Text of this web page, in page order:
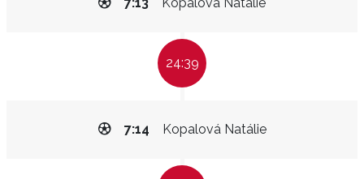
24:39
Kopalová Natálie
7:14